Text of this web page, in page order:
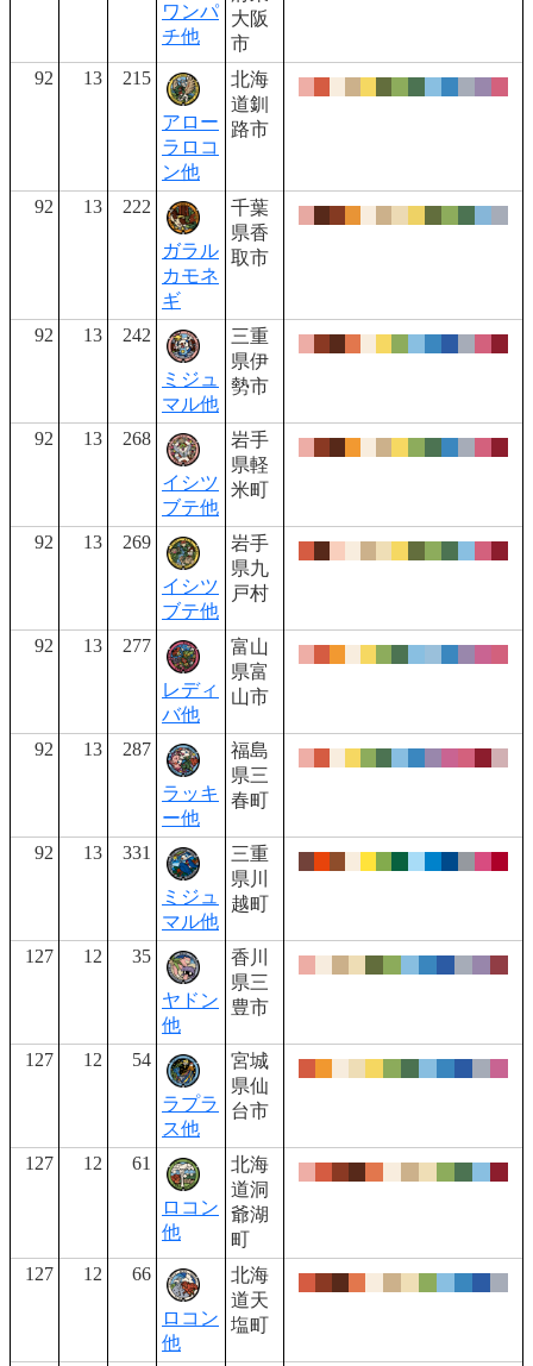
ワンパ
チ他
大阪
市
92
13 215
アロー
ラロコ
ン他
北海
道釧
路市
92 13 222
ガラル
カモネ
ギ
千葉
県香
取市
92 13 242
ミジュ
マル他
三重
県伊
勢市
92 13 268
イシツ
ブテ他
岩手
県軽
米町
92 13 269
イシツ
ブテ他
岩手
県九
戸村
92 13 277
レディ
バ他
富山
県富
山市
92 13 287
ラッキ
ー他
福島
県三
春町
92 13 331
ミジュ
マル他
三重
県川
越町
127 12 35
ヤドン
他
香川
県三
豊市
127 12 54
ラプラ
ス他
宮城
県仙
台市
127 12 61
ロコン
他
北海
道洞
爺湖
町
127
12 66
ロコン
他
北海
道天
塩町